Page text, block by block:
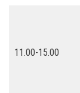
11.00-15.00